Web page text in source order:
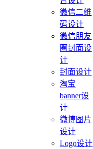
微信二维
码设计
微信朋友
圈封面设
计
封面设计
淘宝
banner设
计
微博图片
设计
Logo设计